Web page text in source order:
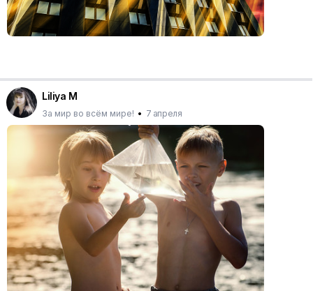
Liliya M
За мир во всём мире! • 7 апреля